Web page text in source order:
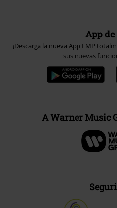
App de
¡Descarga la nueva App EMP
sus nuevas
A Warner Music